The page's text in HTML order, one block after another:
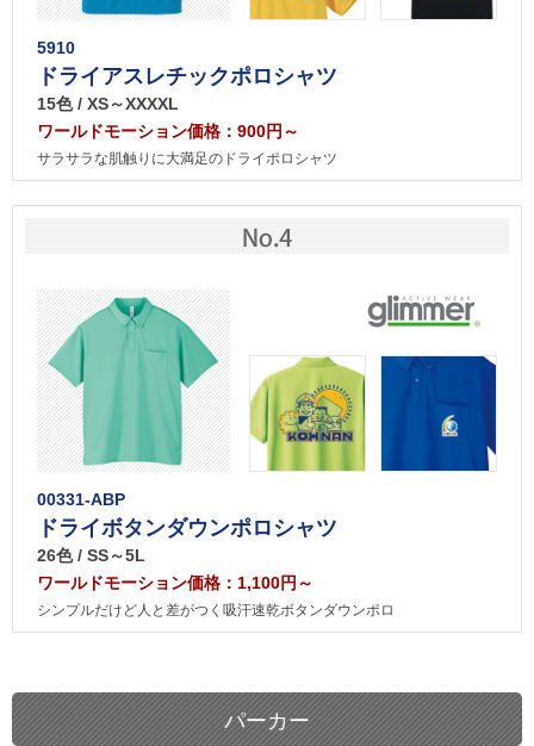
5910
ドライアスレチックポロシャツ
15色 / XS～XXXXL
ワールドモーション価格：900円～
サラサラな肌触りに大満足のドライポロシャツ
00331-ABP
ドライボタンダウンポロシャツ
26色 / SS～5L
ワールドモーション価格：1,100円～
シンプルだけど人と差がつく吸汗速乾ボタンダウンポロ
パーカー